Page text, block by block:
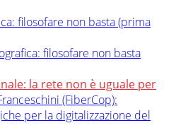
filosofare non basta (prima
filosofare non basta
la rete non è uguale per
(FiberCop):
per la digitalizzazione del